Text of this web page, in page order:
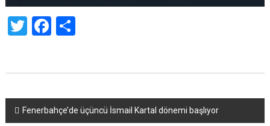
TwitterFacebook
Yazı
Fenerbahçe’de üçüncü İsmail Kartal dönemi başlıyor